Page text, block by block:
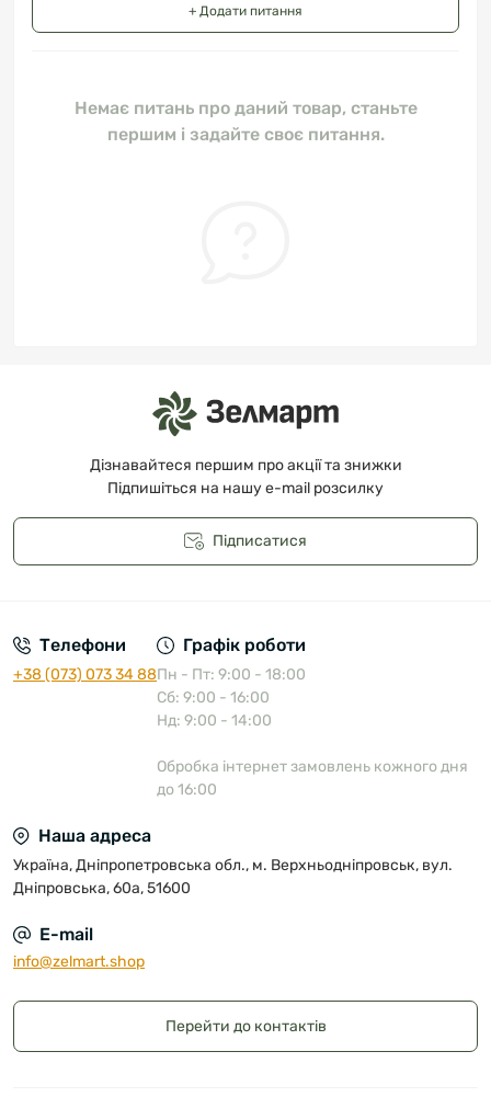
+ Додати питання
Немає питань про даний товар, станьте
першим і задайте своє питання.
Дізнавайтеся першим про акції та знижки
Підпишіться на нашу e-mail розсилку
Підписатися
Телефони
+38 (073) 073 34 88
Графік роботи
Пн - Пт: 9:00 - 18:00
Сб: 9:00 - 16:00
Нд: 9:00 - 14:00
Обробка інтернет замовлень кожного дня
до 16:00
Наша адреса
Україна, Дніпропетровська обл., м. Верхньодніпровськ, вул.
Дніпровська, 60а, 51600
E-mail
info@zelmart.shop
Перейти до контактів